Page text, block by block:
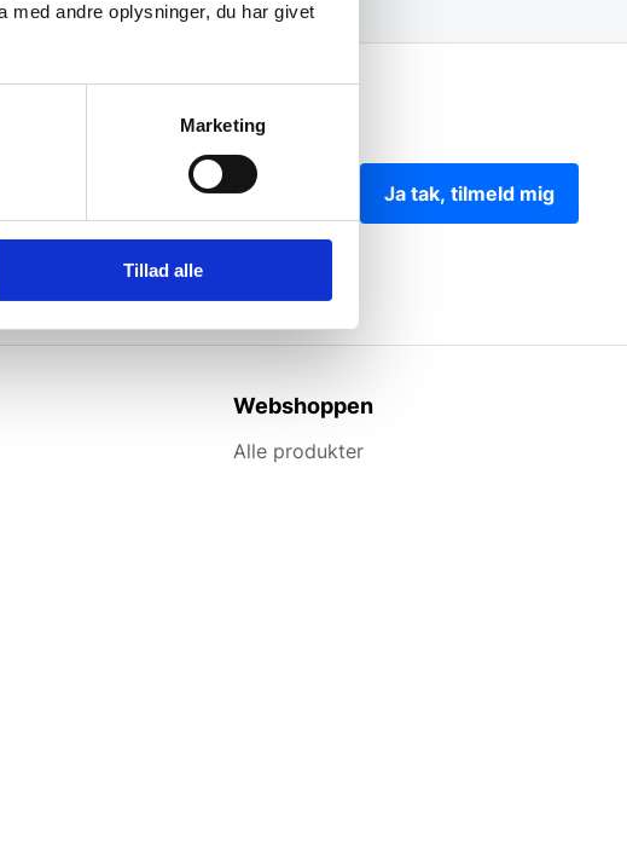
med andre oplysninger, du har givet
Marketing
Tillad alle
Ja tak, tilmeld mig
Webshoppen
Alle produkter